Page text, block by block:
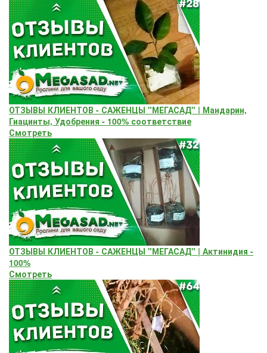
ОТЗЫВЫ КЛИЕНТОВ - САЖЕНЦЫ "МЕГАСАД" | Мандарин,
Гиацинты, Удобрения - 100% соответствие
Смотреть
ОТЗЫВЫ КЛИЕНТОВ - САЖЕНЦЫ "МЕГАСАД" | Актинидия -
100%
Смотреть